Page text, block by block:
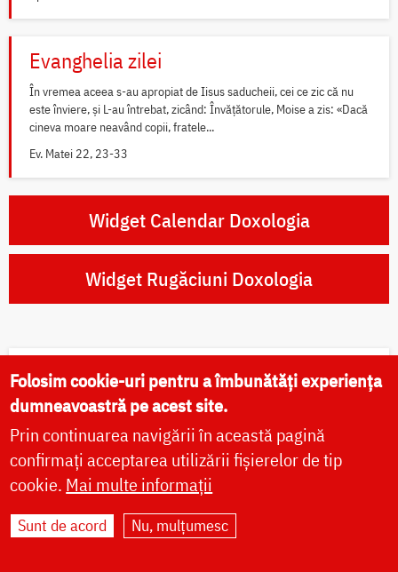
Evanghelia zilei
În vremea aceea s-au apropiat de Iisus saducheii, cei ce zic că nu
este înviere, și L-au întrebat, zicând: Învățătorule, Moise a zis: «Dacă
cineva moare neavând copii, fratele...
Ev. Matei 22, 23-33
Widget Calendar Doxologia
Widget Rugăciuni Doxologia
Rugăciuni zilnice
Rugăciunile dimineții
Rugăciunile serii
Paraclisul Preasfintei Născătoare de Dumnezeu
Folosim cookie-uri pentru a îmbunătăți experiența
dumneavoastră pe acest site.
Prin continuarea navigării în această pagină
confirmați acceptarea utilizării fișierelor de tip
cookie. Mai multe informații
Sunt de acord Nu, mulțumesc